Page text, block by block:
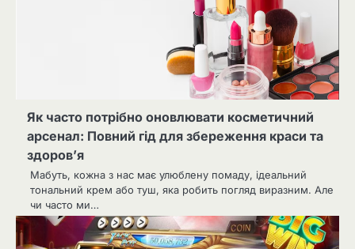
Як часто потрібно оновлювати косметичний
арсенал: Повний гід для збереження краси та
здоров’я
Мабуть, кожна з нас має улюблену помаду, ідеальний
тональний крем або туш, яка робить погляд виразним. Але
чи часто ми…